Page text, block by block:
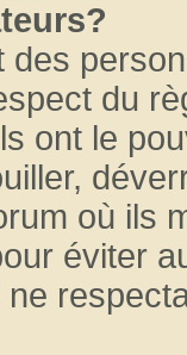
des
du
ont le
où ils
éviter